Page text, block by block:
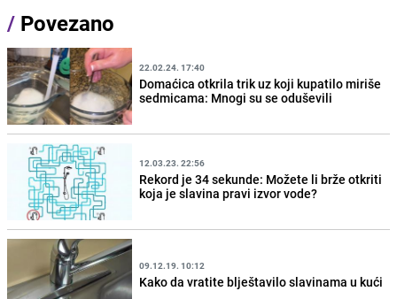
/ Povezano
22.02.24. 17:40
Domaćica otkrila trik uz koji kupatilo miriše
sedmicama: Mnogi su se oduševili
12.03.23. 22:56
Rekord je 34 sekunde: Možete li brže otkriti
koja je slavina pravi izvor vode?
09.12.19. 10:12
Kako da vratite blještavilo slavinama u kući